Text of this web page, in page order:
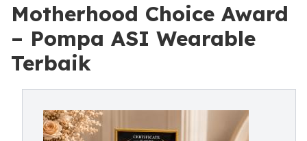
Motherhood Choice Award
– Pompa ASI Wearable
Terbaik